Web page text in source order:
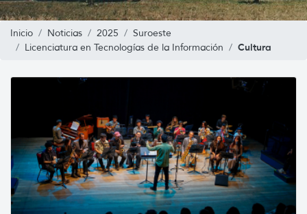
Inicio Noticias 2025
Suroeste
Licenciatura en Tecnologías de la Información
Cultura